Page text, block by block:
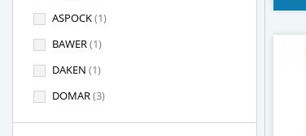
ASPOCK(1)
BAWER(1)
DAKEN (1)
DOMAR(3)